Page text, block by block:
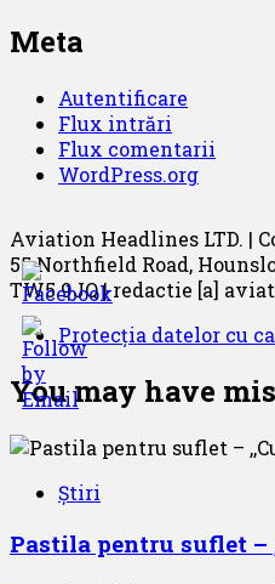
Meta
Autentificare
Flux intrări
Flux comentarii
WordPress.org
Aviation Headlines LTD. |
55 Northfield Road,
TW5 9JQ | redactie [a]
Protecția datelor cu
You may have
Știri
Pastila pentru suflet –